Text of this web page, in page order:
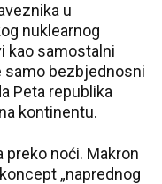
u
nuklearnog
kao samostalni
samo bezbjednosni
Peta republika
kontinentu.
preko noći. Makron
„naprednog